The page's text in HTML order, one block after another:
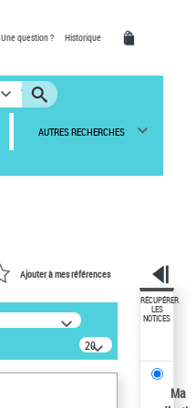
Une question ? Historique
AUTRES RECHERCHES
Ajouter à mes références
20
résultats/page
RÉCUPÉRER
LES
NOTICES
Ma